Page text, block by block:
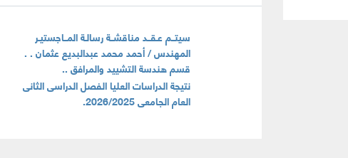
سيتــم عـقــد مناقشــة رسالـة المــاجستيـر
المهندس / أحمد محمد عبدالبديع عثمان . .
قسم هندسة التشييد والمرافق ..
نتيجة الدراسات العليا الفصل الدراسى الثانى
العام الجامعى 2026/2025.